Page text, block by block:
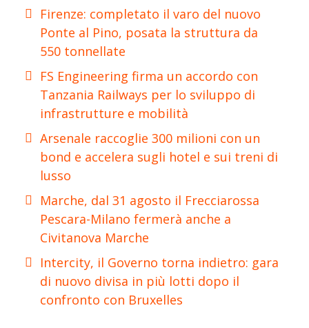
Firenze: completato il varo del nuovo
Ponte al Pino, posata la struttura da
550 tonnellate
FS Engineering firma un accordo con
Tanzania Railways per lo sviluppo di
infrastrutture e mobilità
Arsenale raccoglie 300 milioni con un
bond e accelera sugli hotel e sui treni di
lusso
Marche, dal 31 agosto il Frecciarossa
Pescara-Milano fermerà anche a
Civitanova Marche
Intercity, il Governo torna indietro: gara
di nuovo divisa in più lotti dopo il
confronto con Bruxelles